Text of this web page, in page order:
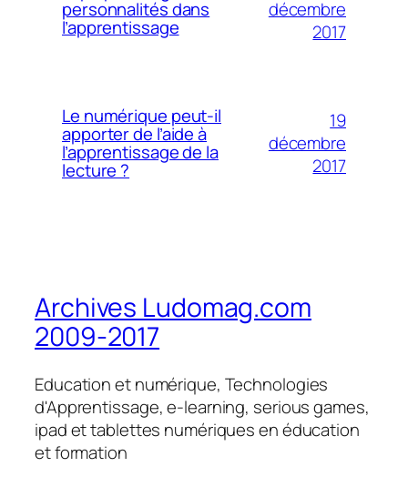
personnalités dans
l’apprentissage
décembre
2017
Le numérique peut-il
apporter de l’aide à
l’apprentissage de la
lecture ?
19
décembre
2017
Archives Ludomag.com
2009-2017
Education et numérique, Technologies
d'Apprentissage, e-learning, serious games,
ipad et tablettes numériques en éducation
et formation